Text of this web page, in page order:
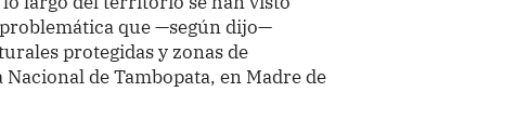
que —según dijo—
protegidas y zonas de
de Tambopata, en Madre de